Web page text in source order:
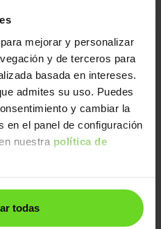
mejorar y personalizar
y de terceros para
basada en intereses.
admites su uso. Puedes
y cambiar la
en el panel de configuración
nuestra política de
todas
libre de
sustitución de piezas
seguridad
, este coche ha sido
de calidad:
Maruan